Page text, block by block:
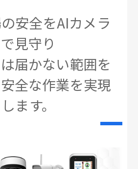
安全をAIカメラ
で見守り
届かない範囲を
全な作業を実現
します。